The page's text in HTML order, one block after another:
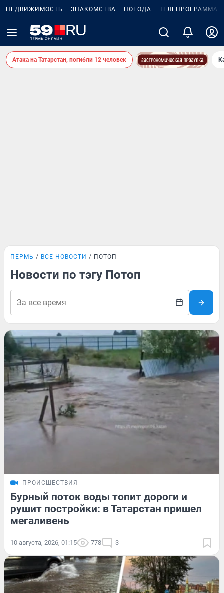
НЕДВИЖИМОСТЬ ЗНАКОМСТВА ПОГОДА ТЕЛЕПРОГРАММА
Атака на Татарстан, погибли 12 человек
ПЕРМЬ ВСЕ НОВОСТИ ПОТОП
Новости по тэгу Потоп
ПРОИСШЕСТВИЯ
Бурный поток воды топит дороги и
рушит постройки: в Татарстан пришел
мегаливень
10 августа, 2026, 01:15 778 3